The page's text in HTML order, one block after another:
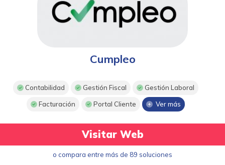
Cumpleo
Contabilidad Gestión Fiscal Gestión Laboral
Facturación Portal Cliente Ver más
Visitar Web
o compara entre más de 89 soluciones